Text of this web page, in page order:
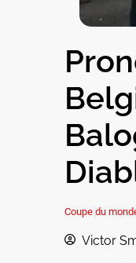
Coupe du
Victor